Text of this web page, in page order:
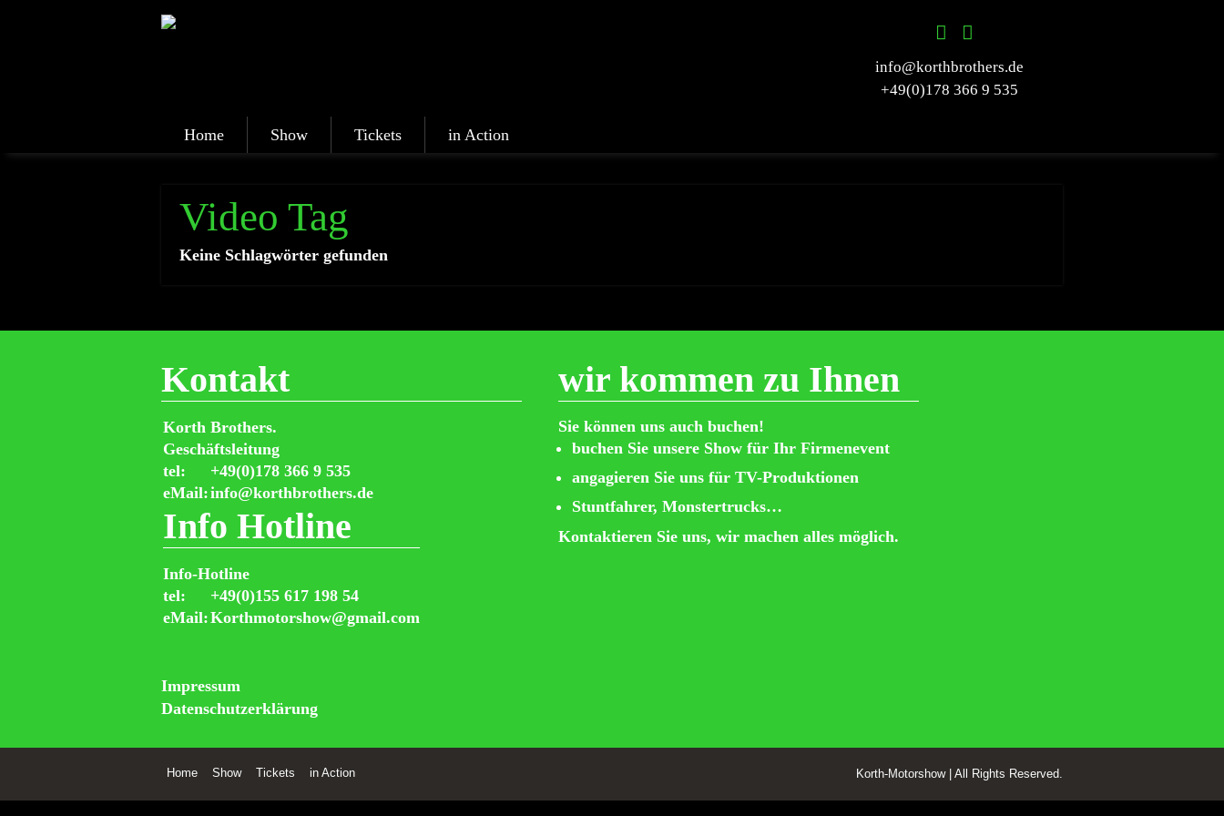
info@korthbrothers.de
+49(0)178 366 9 535
Home Show Tickets in Action
Video Tag
Keine Schlagwörter gefunden
Kontakt
Korth Brothers.
Geschäftsleitung
tel:
+49(0)178 366 9 535
eMail:info@korthbrothers.de
Info Hotline
Info-Hotline
tel:
+49(0)155 617 198 54
eMail:Korthmotorshow@gmail.com
Impressum
Datenschutzerklärung
wir kommen zu Ihnen
Sie können uns auch buchen!
buchen Sie unsere Show für Ihr Firmenevent
angagieren Sie uns für TV-Produktionen
Stuntfahrer, Monstertrucks…
Kontaktieren Sie uns, wir machen alles möglich.
Home Show Tickets in Action Korth-Motorshow | All Rights Reserved.